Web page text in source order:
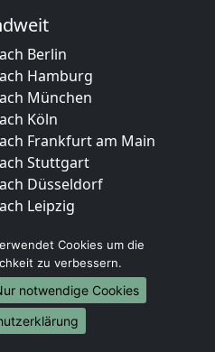
Berlin
Hamburg
München
Köln
Frankfurt am Main
Stuttgart
Düsseldorf
Leipzig
Essen
Bremen
Dresden
Hannover
Nürnberg
Cookies um die
zu verbessern.
notwendige Cookies